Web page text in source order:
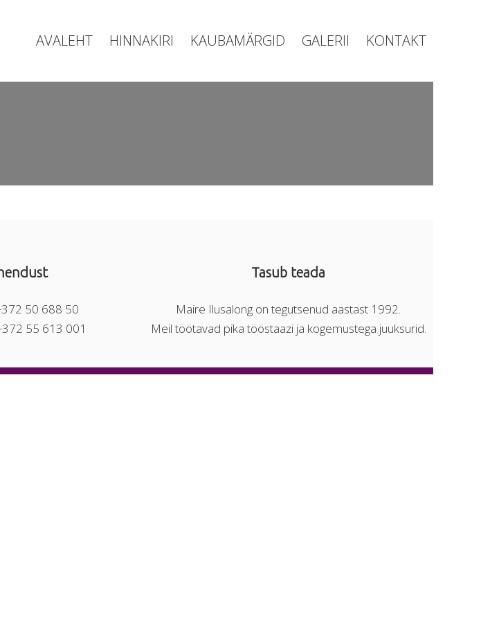
AVALEHT HINNAKIRI KAUBAMÄRGID GALERII KONTAKT
50 688 50
55 613 001
Tasub teada
Maire Ilusalong on tegutsenud aastast 1992.
Meil töötavad pika tööstaazi ja kogemustega juuksurid.